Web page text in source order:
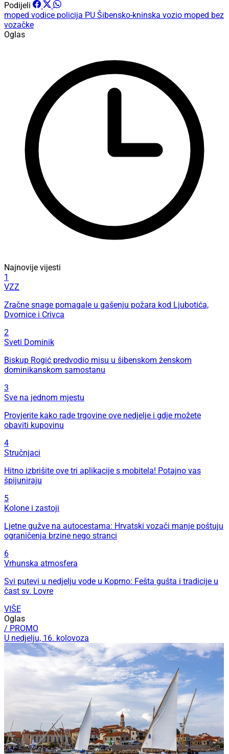
Podijeli
moped vodice policija PU Šibensko-kninska vozio moped bez
vozačke
Oglas
Najnovije vijesti
1
VZZ
Zračne snage pomagale u gašenju požara kod Ljubotića,
Dvornice i Crivca
2
Sveti Dominik
Biskup Rogić predvodio misu u šibenskom ženskom
dominikanskom samostanu
3
Sve na jednom mjestu
Provjerite kako rade trgovine ove nedjelje i gdje možete
obaviti kupovinu
4
Stručnjaci
Hitno izbrišite ove tri aplikacije s mobitela! Potajno vas
špijuniraju
5
Kolone i zastoji
Ljetne gužve na autocestama: Hrvatski vozači manje poštuju
ograničenja brzine nego stranci
6
Vrhunska atmosfera
Svi putevi u nedjelju vode u Koprno: Fešta gušta i tradicije u
čast sv. Lovre
VIŠE
Oglas
/ PROMO
U nedjelju, 16. kolovoza